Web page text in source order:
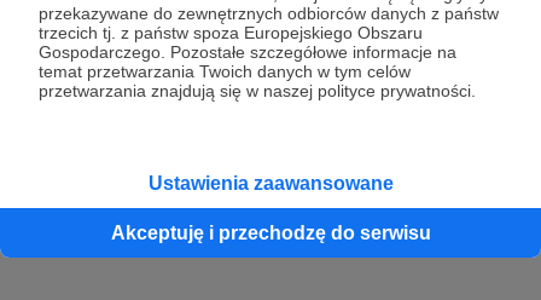
przekazywane do zewnętrznych odbiorców danych z państw
trzecich tj. z państw spoza Europejskiego Obszaru
Gospodarczego. Pozostałe szczegółowe informacje na
temat przetwarzania Twoich danych w tym celów
przetwarzania znajdują się w naszej polityce prywatności.
Ustawienia zaawansowane
Akceptuję i przechodzę do serwisu
Nowy użytkownik Natalia Gorzelana
Już za chwilę zostaniesz Patronem!